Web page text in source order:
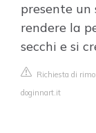
presente un
rendere la
secchi e si
Richiesta di
doginnart.it